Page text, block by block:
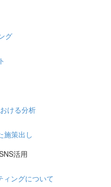
グ
ける分析
施策出し
活用
ィングについて